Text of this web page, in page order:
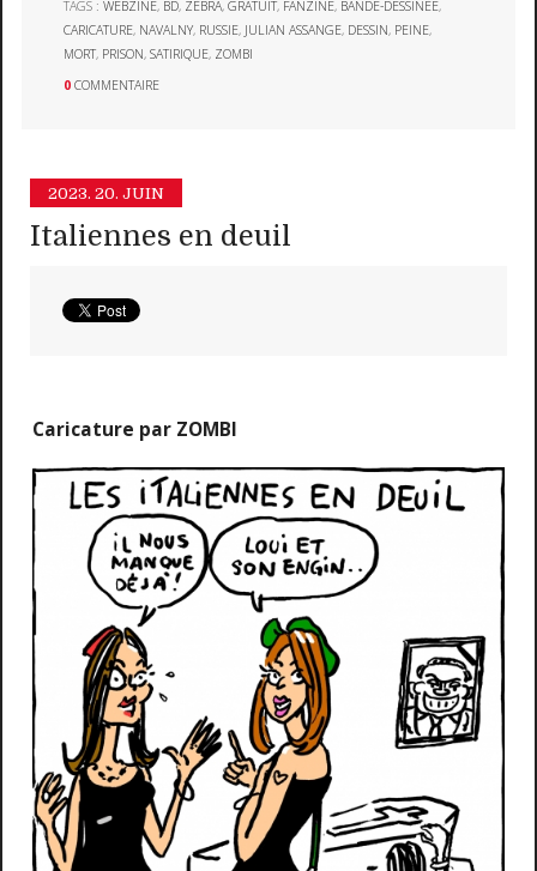
TAGS :WEBZINE, BD, ZÉBRA,GRATUIT, FANZINE, BANDE-DESSINÉE,
CARICATURE, NAVALNY, RUSSIE, JULIAN ASSANGE, DESSIN, PEINE,
MORT, PRISON,SATIRIQUE, ZOMBI
0 COMMENTAIRE
2023. 20. JUIN
Italiennes en deuil
Caricature par ZOMBI